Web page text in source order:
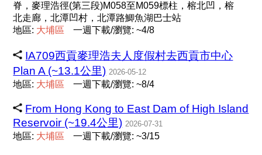
脊，麥理浩徑(第三段)M058至M059標柱，榕北凹，榕
北走廊，北潭凹村，北潭路鯽魚湖巴士站
地區: 大埔區 一週下載/瀏覽: ~4/8
IA709西貢麥理浩夫人度假村去西貢市中心
Plan A (~13.1公里) 2026-05-12
地區: 大埔區 一週下載/瀏覽: ~8/4
From Hong Kong to East Dam of High Island
Reservoir (~19.4公里) 2026-07-31
地區: 大埔區 一週下載/瀏覽: ~3/15